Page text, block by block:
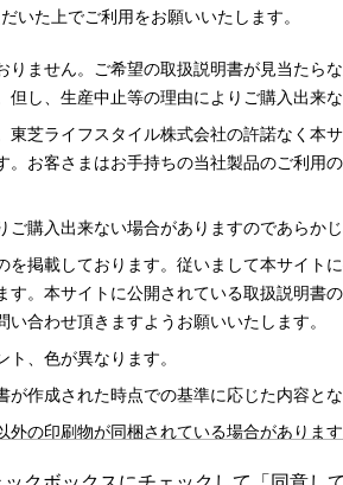
いた上でご利用をお願いいたします。
ません。ご希望の取扱説明書が見当たら
し、生産中止等の理由によりご購入出来
芝ライフスタイル株式会社の許諾なく本
お客さまはお手持ちの当社製品のご利用
購入出来ない場合がありますのであらかじ
掲載しております。従いまして本サイト
。本サイトに公開されている取扱説明書
合わせ頂きますようお願いいたします。
、色が異なります。
作成された時点での基準に応じた内容と
の印刷物が同梱されている場合がありま